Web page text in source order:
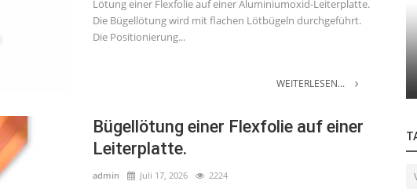
Lötung einer Flexfolie auf einer Aluminiumoxid-Leiterplatte.
Die Bügellötung wird mit flachen Lötbügeln durchgeführt.
Die Positionierung...
WEITERLESEN...
Bügellötung einer Flexfolie auf einer
Leiterplatte.
admin Juli 17, 2026 2224
Miniaturkamera